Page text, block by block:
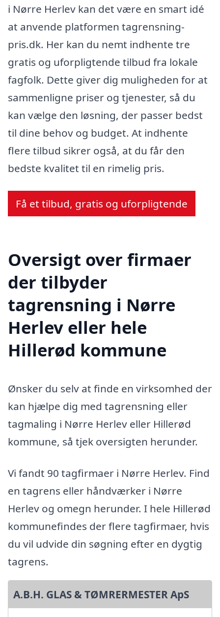
i Nørre Herlev kan det være en smart idé
at anvende platformen tagrensning-
pris.dk. Her kan du nemt indhente tre
gratis og uforpligtende tilbud fra lokale
fagfolk. Dette giver dig muligheden for at
sammenligne priser og tjenester, så du
kan vælge den løsning, der passer bedst
til dine behov og budget. At indhente
flere tilbud sikrer også, at du får den
bedste kvalitet til en rimelig pris.
Få et tilbud, gratis og uforpligtende
Oversigt over firmaer
der tilbyder
tagrensning i Nørre
Herlev eller hele
Hillerød kommune
Ønsker du selv at finde en virksomhed der
kan hjælpe dig med tagrensning eller
tagmaling i Nørre Herlev eller Hillerød
kommune, så tjek oversigten herunder.
Vi fandt 90 tagfirmaer i Nørre Herlev. Find
en tagrens eller håndværker i Nørre
Herlev og omegn herunder. I hele Hillerød
kommunefindes der flere tagfirmaer, hvis
du vil udvide din søgning efter en dygtig
tagrens.
A.B.H. GLAS & TØMRERMESTER ApS